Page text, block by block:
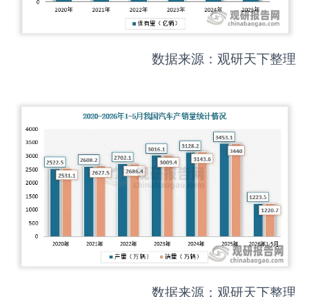
数据来源：观研天下整理
数据来源：观研天下整理